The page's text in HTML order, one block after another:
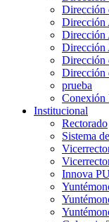
Dirección
Dirección
Dirección
Dirección
Dirección
Dirección
prueba
Conexión
Institucional
Rectorado
Sistema
Innova